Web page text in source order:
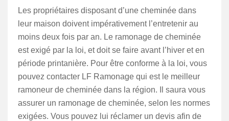
Les propriétaires disposant d’une cheminée dans
leur maison doivent impérativement l’entretenir au
moins deux fois par an. Le ramonage de cheminée
est exigé par la loi, et doit se faire avant l’hiver et en
période printanière. Pour être conforme à la loi, vous
pouvez contacter LF Ramonage qui est le meilleur
ramoneur de cheminée dans la région. Il saura vous
assurer un ramonage de cheminée, selon les normes
exigées. Vous pouvez lui réclamer un devis afin de